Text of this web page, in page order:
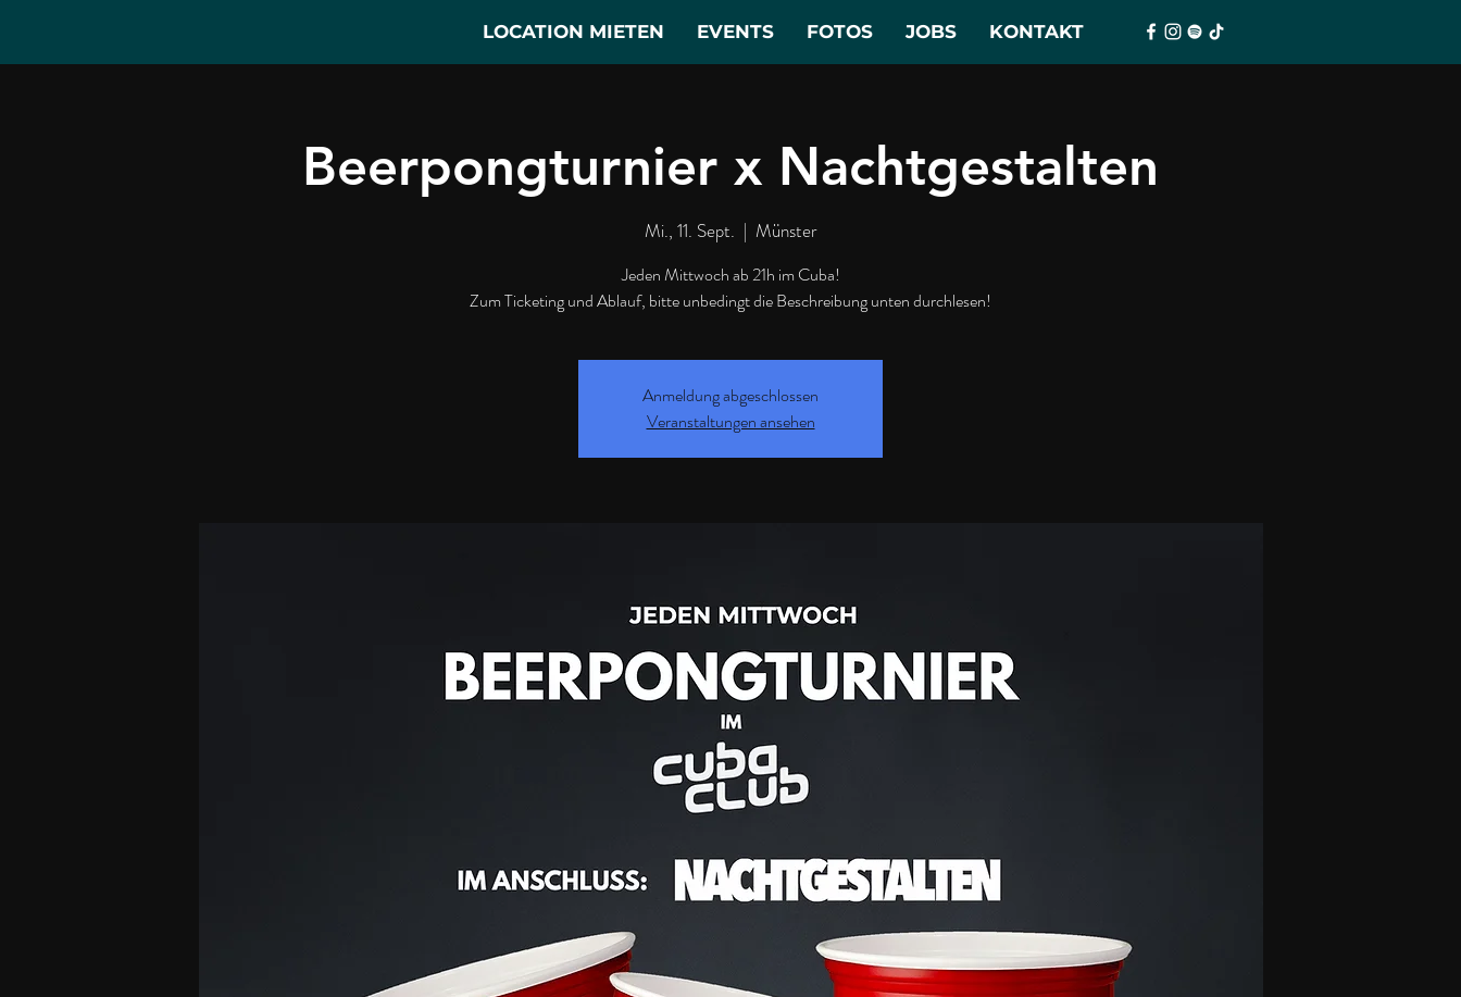
LOCATION MIETEN EVENTS FOTOS JOBS KONTAKT
Beerpongturnier x Nachtgestalten
Mi., 11. Sept.
  |
Münster
Jeden Mittwoch ab 21h im Cuba!
Zum Ticketing und Ablauf, bitte unbedingt die Beschreibung unten durchlesen!
Anmeldung abgeschlossen
Veranstaltungen ansehen